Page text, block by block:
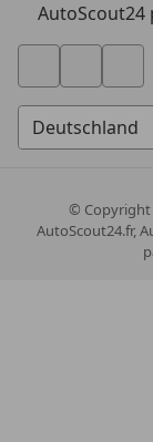
© Copyright
AutoScout24.fr,